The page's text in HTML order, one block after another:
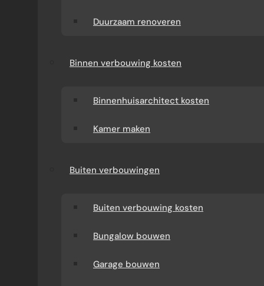
Duurzaam renoveren
Binnen verbouwing kosten
Binnenhuisarchitect kosten
Kamer maken
Buiten verbouwingen
Buiten verbouwing kosten
Bungalow bouwen
Garage bouwen